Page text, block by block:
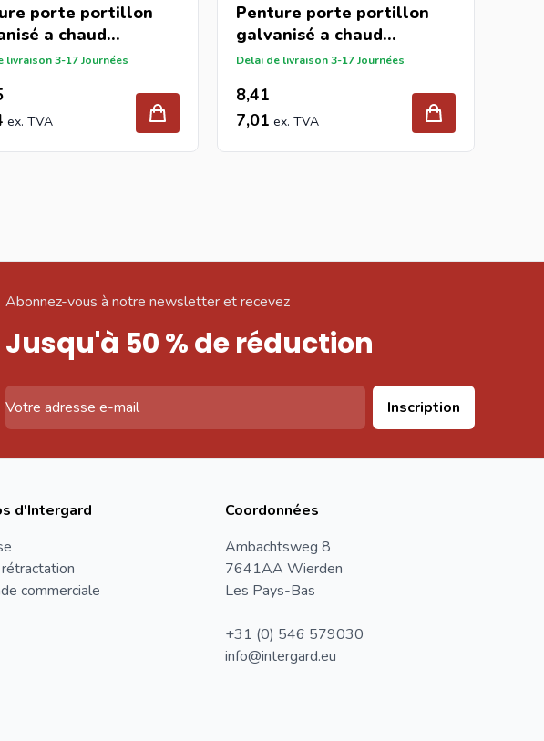
porte portillon
a chaud
livraison 3-17 Journées
Penture porte portillon
galvanisé a chaud
ø13/300mm
Delai de livraison 3-17 Journées
8,41
7,01
Abonnez-vous à notre newsletter et recevez
Jusqu'à 50 % de réduction
Inscription
d'Intergard
commerciale
Coordonnées
Ambachtsweg 8
7641AA Wierden
Les Pays-Bas
+31 (0) 546 579030
info@intergard.eu